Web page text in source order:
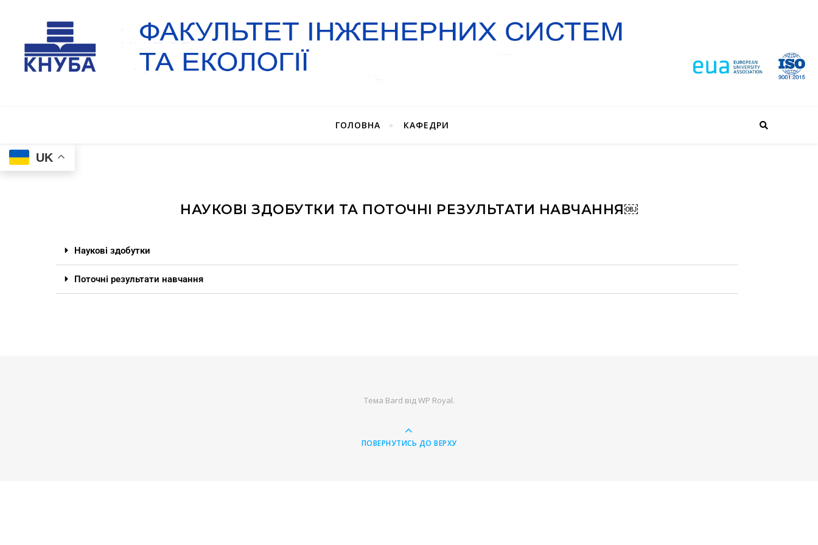
ГОЛОВНА КАФЕДРИ
UK
НАУКОВІ ЗДОБУТКИ ТА ПОТОЧНІ РЕЗУЛЬТАТИ НАВЧАННЯ￼
Наукові здобутки
Поточні результати навчання
Тема Bard відWP Royal.
ПОВЕРНУТИСЬ ДО ВЕРХУ